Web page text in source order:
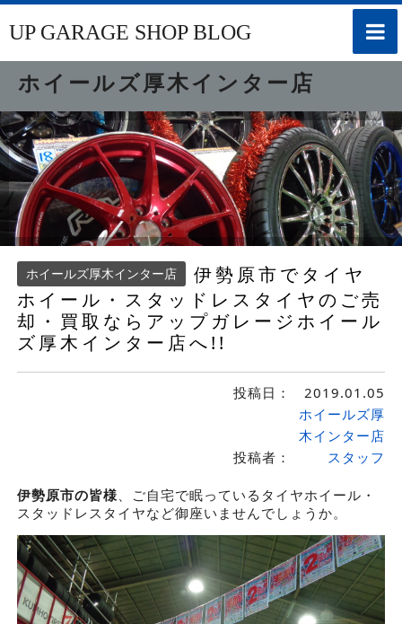
toggle
UP GARAGE SHOP BLOG
ホイールズ厚木インター店
ホイールズ厚木インター店
伊勢原市でタイヤ
ホイール・スタッドレスタイヤのご売
却・買取ならアップガレージホイール
ズ厚木インター店へ!!
投稿日： 2019.01.05
投稿者：
ホイールズ厚
木インター店
スタッフ
伊勢原市の皆様、ご自宅で眠っているタイヤホイール・
スタッドレスタイヤなど御座いませんでしょうか。